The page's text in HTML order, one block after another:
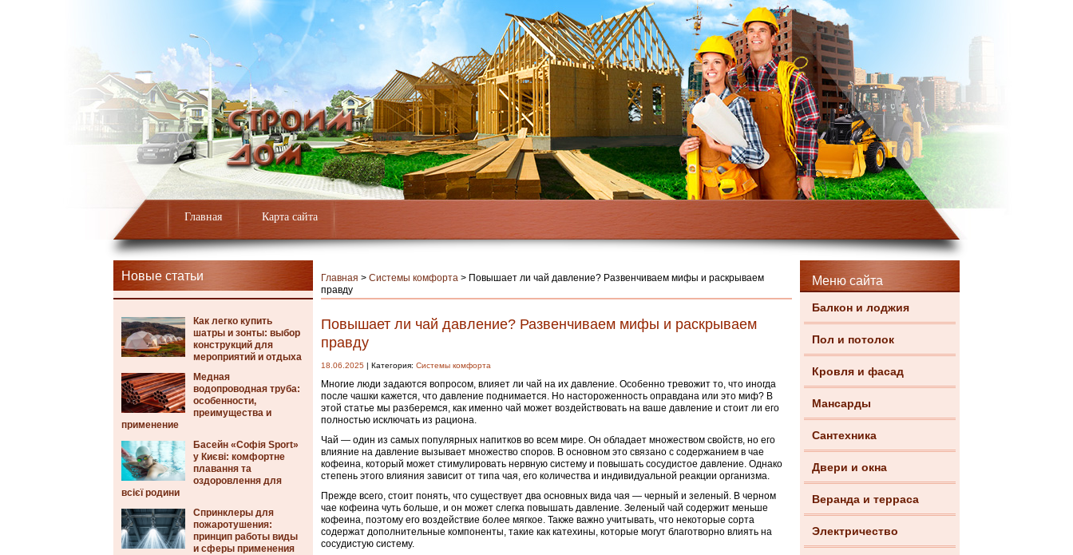
Главная Карта сайта
Новые статьи
Как легко купить
шатры и зонты: выбор
конструкций для
мероприятий и отдыха
Медная
водопроводная труба:
особенности,
преимущества и
применение
Басейн «Софія Sport»
у Києві: комфортне
плавання та
оздоровлення для
всієї родини
Спринклеры для
пожаротушения:
принцип работы виды
и сферы применения
Меню сайта
Балкон и лоджия
Пол и потолок
Кровля и фасад
Мансарды
Сантехника
Двери и окна
Веранда и терраса
Электричество
Главная > Системы комфорта > Повышает ли чай давление? Развенчиваем мифы и раскрываем
правду
Повышает ли чай давление? Развенчиваем мифы и раскрываем
правду
18.06.2025 | Категория: Системы комфорта
Многие люди задаются вопросом, влияет ли чай на их давление. Особенно тревожит то, что иногда
после чашки кажется, что давление поднимается. Но настороженность оправдана или это миф? В
этой статье мы разберемся, как именно чай может воздействовать на ваше давление и стоит ли его
полностью исключать из рациона.
Чай — один из самых популярных напитков во всем мире. Он обладает множеством свойств, но его
влияние на давление вызывает множество споров. В основном это связано с содержанием в чае
кофеина, который может стимулировать нервную систему и повышать сосудистое давление. Однако
степень этого влияния зависит от типа чая, его количества и индивидуальной реакции организма.
Прежде всего, стоит понять, что существует два основных вида чая — черный и зеленый. В черном
чае кофеина чуть больше, и он может слегка повышать давление. Зеленый чай содержит меньше
кофеина, поэтому его воздействие более мягкое. Также важно учитывать, что некоторые сорта
содержат дополнительные компоненты, такие как катехины, которые могут благотворно влиять на
сосудистую систему.